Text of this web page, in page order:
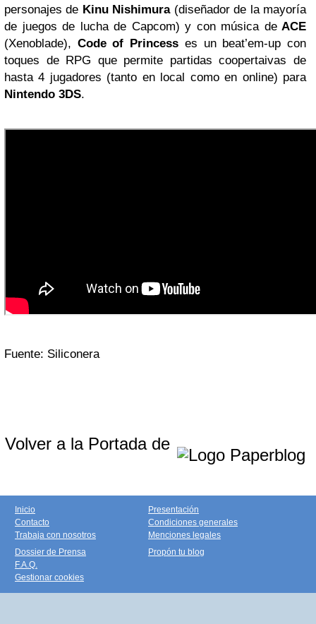
personajes de Kinu Nishimura(diseñador de la mayoría
de juegos de lucha de Capcom) y con música deACE
(Xenoblade), Code of Princess es un beat’em-up con
toques de RPG que permite partidas coopertaivas de
hasta 4 jugadores (tanto en local como en online) para
Nintendo 3DS.
Fuente: Siliconera
Volver a la Portada de
Inicio
Contacto
Trabaja con nosotros
Presentación
Condiciones generales
Menciones legales
Dossier de Prensa
F.A.Q.
Gestionar cookies
Propón tu blog